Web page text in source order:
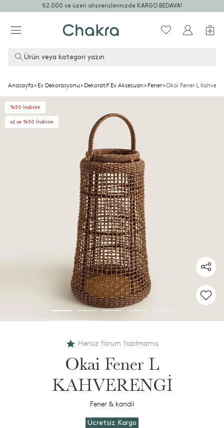
₺2.000 ve üzeri alışverişlerinizde KARGO BEDAVA!
Ürün veya kategori yazın
Anasayfa>Ev Dekorasyonu>Dekoratif Ev Aksesuarı>Fener>Okai Fener L
%50 İndirim
+2.ye %50 İndirim
Henüz Yorum Yazılmamış
Okai Fener L
KAHVERENGİ
Fener & kandil
Ücretsiz Kargo